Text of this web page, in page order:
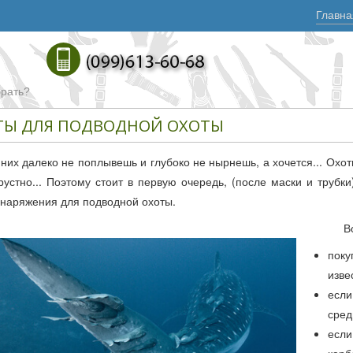
ДЛЯ ПОДВОДНОЙ ОХОТЫ
далеко не поплывешь и глубоко не нырнешь, а хочется...
Поэтому стоит в первую очередь, (после маски и
для подводной охоты.